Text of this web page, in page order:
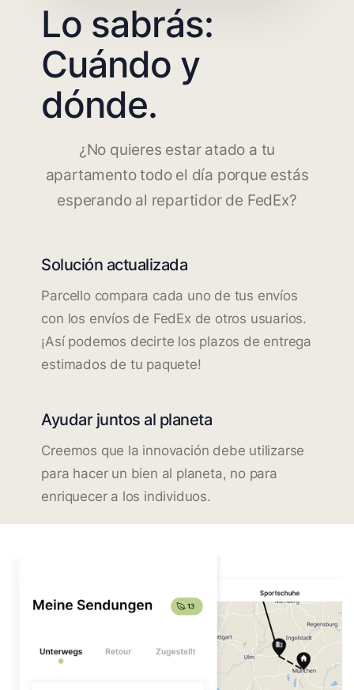
Lo sabrás:
Cuándo y
dónde.
¿No quieres estar atado a tu
apartamento todo el día porque estás
esperando al repartidor de FedEx?
Solución actualizada
Parcello compara cada uno de tus envíos
con los envíos de FedEx de otros usuarios.
¡Así podemos decirte los plazos de entrega
estimados de tu paquete!
Ayudar juntos al planeta
Creemos que la innovación debe utilizarse
para hacer un bien al planeta, no para
enriquecer a los individuos.